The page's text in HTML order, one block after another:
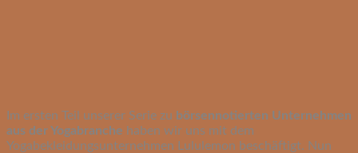
Im ersten Teil unserer Serie zu börsennotierten Unternehmen
aus der Yogabranche haben wir uns mit dem
Yogabekleidungsunternehmen Lululemon beschäftigt. Nun